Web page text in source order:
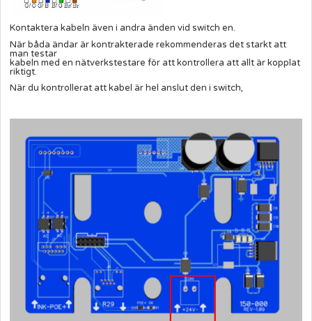
Kontaktera kabeln även i andra änden vid switch en.
När båda ändar är kontrakterade rekommenderas det starkt att
man testar
kabeln med en nätverkstestare för att kontrollera att allt är kopplat
riktigt.
När du kontrollerat att kabel är hel anslut den i switch,